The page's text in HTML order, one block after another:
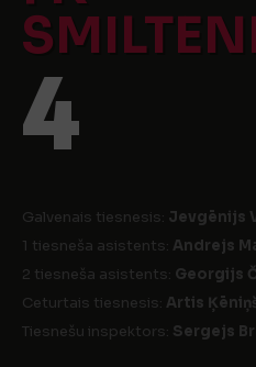
4
Galvenais tiesnesis: Jevgēnijs
1 tiesneša asistents: Andrejs
2 tiesneša asistents: Georgijs
Ceturtais tiesnesis: Artis
Tiesnešu inspektors: Sergejs